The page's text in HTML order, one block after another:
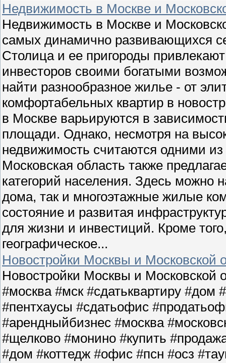
Недвижимость в Москве и
Недвижимость в Москве и
самых динамично развивающихся
Столица и ее пригороды
инвесторов своими богатыми
найти разнообразное жилье - от
комфортабельных квартир в
в Москве варьируются в
площади. Однако, несмотря на
недвижимость считаются одними
Московская область также
категорий населения. Здесь можно
дома, так и многоэтажные жилые
состояние и развитая
для жизни и инвестиций. Кроме
географическое...
Новостройки Москвы и Московской
Новостройки Москвы и Московской
#москва #мск #сдатьквартиру #дом
#пентхаусы #сдатьофис
#арендныйбизнес #москва
#щелково #монино #купить
#дом #коттедж #офис #псн #осз